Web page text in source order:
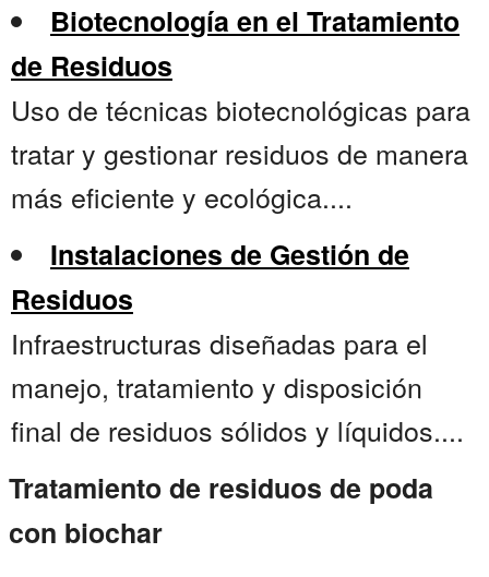
Biotecnología en el Tratamiento
de Residuos
Uso de técnicas biotecnológicas para
tratar y gestionar residuos de manera
más eficiente y ecológica....
Instalaciones de Gestión de
Residuos
Infraestructuras diseñadas para el
manejo, tratamiento y disposición
final de residuos sólidos y líquidos....
Tratamiento de residuos de poda
con biochar